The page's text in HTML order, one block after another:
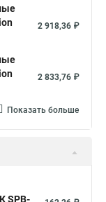
2 918,36 ₽
2 833,76 ₽
Показать больше
SPB-